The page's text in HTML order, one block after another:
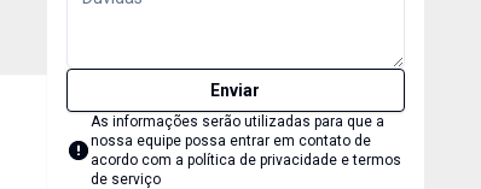
Enviar
As informações serão utilizadas para que a
nossa equipe possa entrar em contato de
acordo com a política de privacidade e termos
de serviço